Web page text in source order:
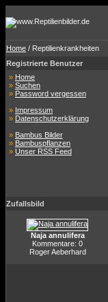
Home / Reptilienkrankheiten
Registrierte Benutzer
» Home
» Suchen
» Password vergessen
» Impressum
» Datenschutzerklärung
» Bambus Bilder
» Bambuspflanzen
» Unser RSS Feed
Zufallsbild
Naja annulifera
Kommentare: 0
Roger Aeberhard